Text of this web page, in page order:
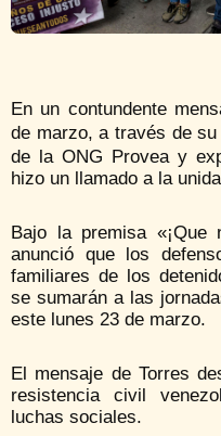
En un contundente
de marzo, a través de
de la ONG Provea y
hizo un llamado a la
Bajo la premisa «¡Que
anunció que los
familiares de los
se sumarán a las
este lunes 23 de marzo.
El mensaje de Torres
resistencia civil
luchas sociales.